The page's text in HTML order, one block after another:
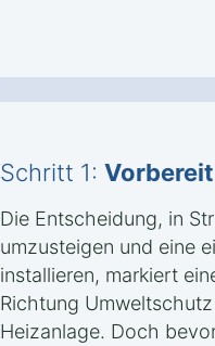
Schritt 1:
Die Entscheidung, in
umzusteigen und eine
installieren, markiert
Richtung
Heizanlage. Doch